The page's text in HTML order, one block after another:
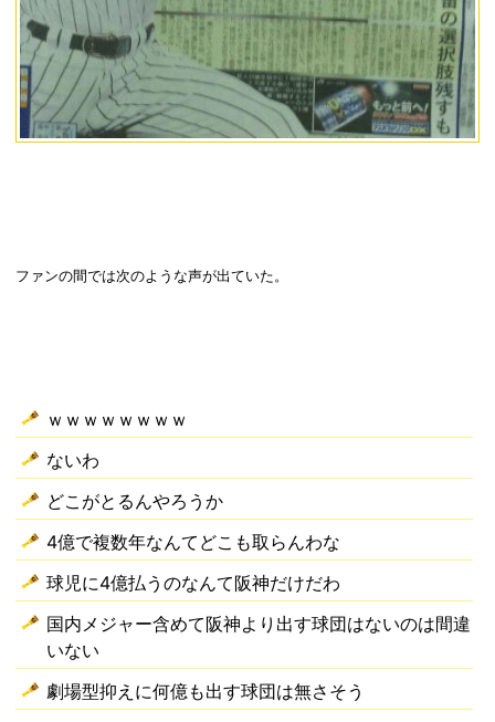
ファンの間では次のような声が出ていた。
ｗｗｗｗｗｗｗｗ
ないわ
どこがとるんやろうか
4億で複数年なんてどこも取らんわな
球児に4億払うのなんて阪神だけだわ
国内メジャー含めて阪神より出す球団はないのは間違
いない
劇場型抑えに何億も出す球団は無さそう